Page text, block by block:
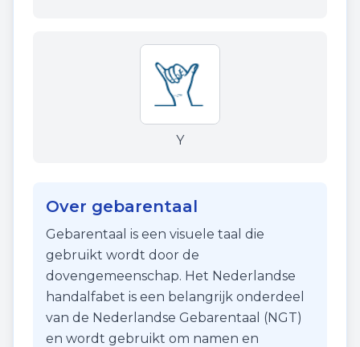
Y
Over gebarentaal
Gebarentaal is een visuele taal die
gebruikt wordt door de
dovengemeenschap. Het Nederlandse
handalfabet is een belangrijk onderdeel
van de Nederlandse Gebarentaal (NGT)
en wordt gebruikt om namen en